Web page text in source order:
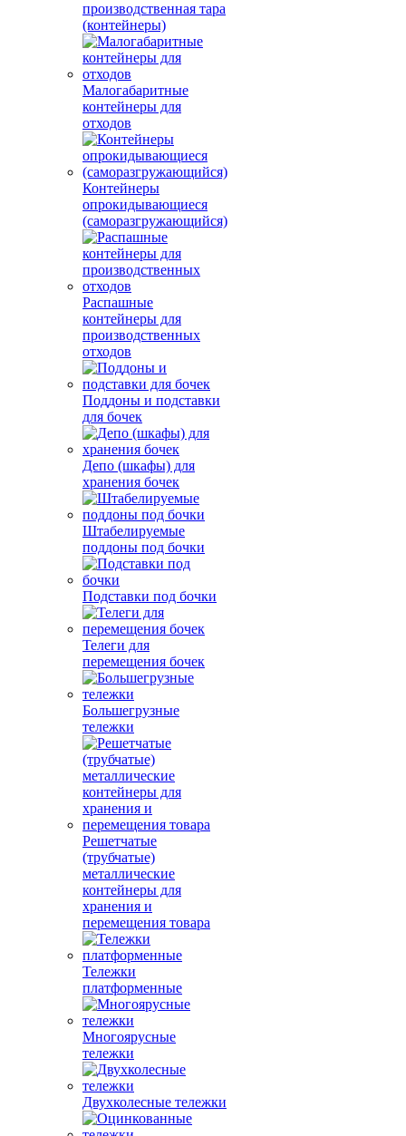
производственная тара
(контейнеры)
Малогабаритные
контейнеры для
отходов
Контейнеры
опрокидывающиеся
(саморазгружающийся)
Распашные
контейнеры для
производственных
отходов
Поддоны и подставки
для бочек
Депо (шкафы) для
хранения бочек
Штабелируемые
поддоны под бочки
Подставки под бочки
Телеги для
перемещения бочек
Большегрузные
тележки
Решетчатые
(трубчатые)
металлические
контейнеры для
хранения и
перемещения товара
Тележки
платформенные
Многоярусные
тележки
Двухколесные тележки